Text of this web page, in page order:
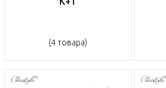
(4 товара)